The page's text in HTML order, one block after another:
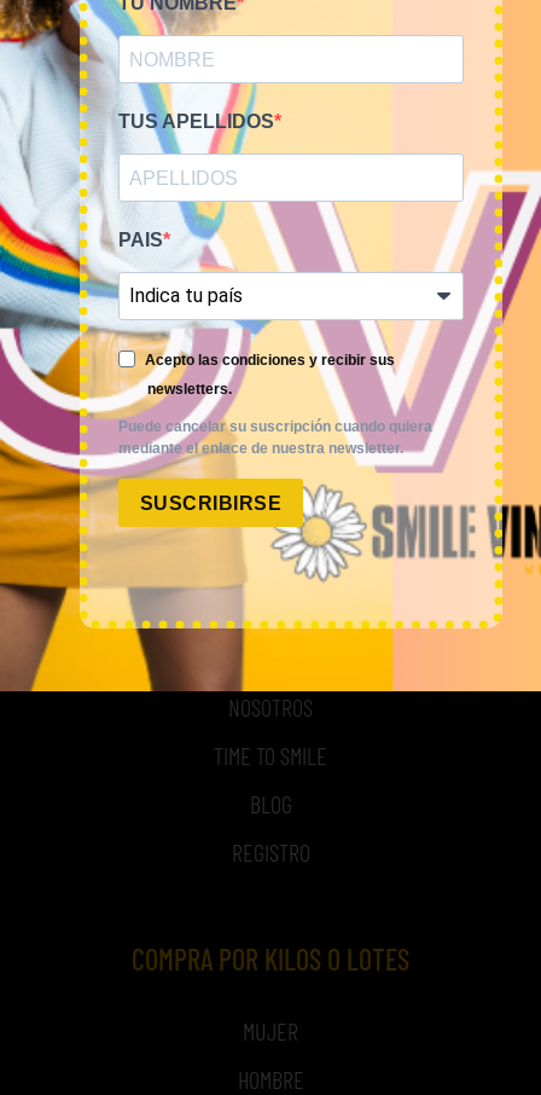
Smile Vintage es una empresa mayorista con una amplia
trayectoria internacional que cuenta con un equipo
experimentado y especializado en el sector de la moda.
MI CUENTA
NOSOTROS
TIME TO SMILE
BLOG
REGISTRO
COMPRA POR KILOS O LOTES
MUJER
HOMBRE
TUS APELLIDOS
PAIS
Acepto las condiciones y recibir sus
newsletters.
Puede cancelar su suscripción cuando quiera
mediante el enlace de nuestra newsletter.
SUSCRIBIRSE